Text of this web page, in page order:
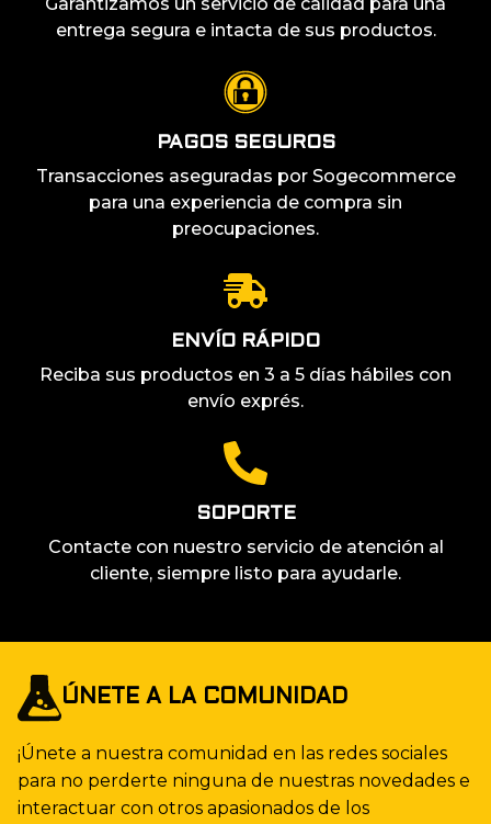
entrega segura e intacta de sus productos.
PAGOS SEGUROS
Transacciones aseguradas por Sogecommerce
para una experiencia de compra sin
preocupaciones.
ENVÍO RÁPIDO
Reciba sus productos en 3 a 5 días hábiles con
envío exprés.
SOPORTE
Contacte con nuestro servicio de atención al
cliente, siempre listo para ayudarle.
ÚNETE A LA COMUNIDAD
¡Únete a nuestra comunidad en las redes sociales
para no perderte ninguna de nuestras novedades e
interactuar con otros apasionados de los